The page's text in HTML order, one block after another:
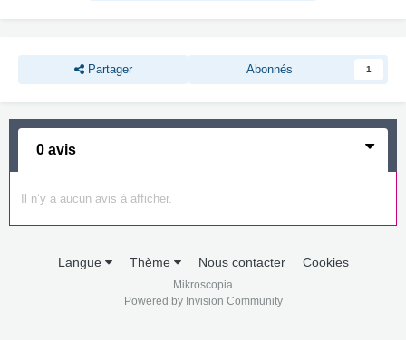
Partager Abonnés 1
0 avis
Il n’y a aucun avis à afficher.
Langue Thème Nous contacter Cookies
Mikroscopia
Powered by Invision Community